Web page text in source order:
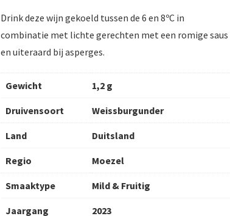
Drink deze wijn gekoeld tussen de 6 en 8ºC in
combinatie met lichte gerechten met een romige saus
en uiteraard bij asperges.
Gewicht 1,2 g
Druivensoort Weissburgunder
Land Duitsland
Regio Moezel
Smaaktype Mild & Fruitig
Jaargang 2023